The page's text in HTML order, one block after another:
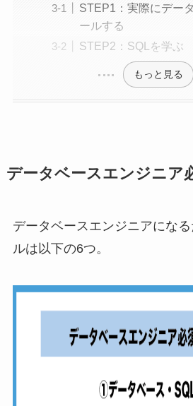
STEP1：実際にデー
ールする
STEP2：SQLを学ぶ
もっと見る
データベースエンジニア
データベースエンジニアにな
ルは以下の6つ。